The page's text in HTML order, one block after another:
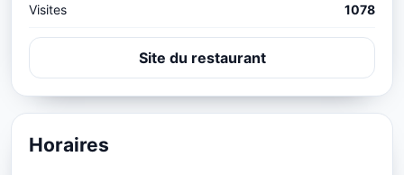
Visites 1078
Site du restaurant
Horaires